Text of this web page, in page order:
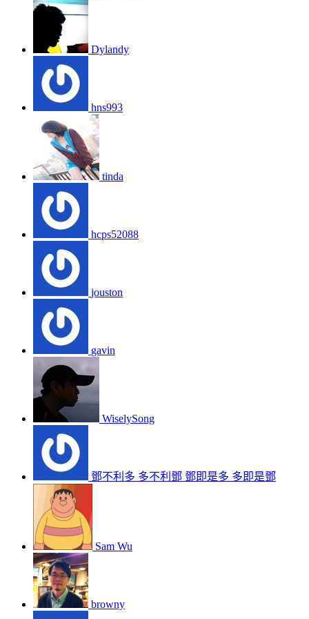
Dylandy
hns993
tinda
hcps52088
jouston
gavin
WiselySong
鄧不利多 多不利鄧 鄧即是多 多即是鄧
Sam Wu
browny